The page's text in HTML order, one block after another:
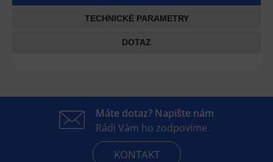
TECHNICKÉ PARAMETRY
DOTAZ
Máte dotaz? Napište nám
Rádi Vám ho zodpovíme.
KONTAKT